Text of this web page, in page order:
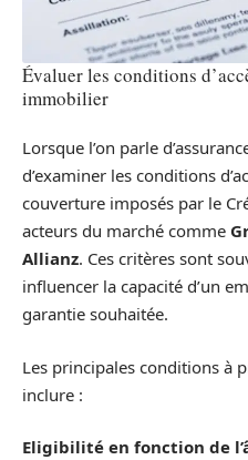
Évaluer les conditions
immobilier
Lorsque l’on parle
d’examiner les conditions
couverture imposés par le
acteurs du marché comme
Allianz. Ces critères sont
influencer la capacité d’un
garantie souhaitée.
Les principales conditions à
inclure :
Eligibilité en fonction de